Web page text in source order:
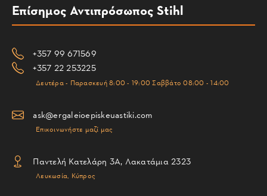
Επίσημος Αντιπρόσωπος Stihl
+357 99 671569
+357 22 253225
Δευτέρα - Παρασκευή 8:00 - 19:00 Σαββάτο 08:00 - 14:00
ask@ergaleioepiskeuastiki.com
Επικοινωνήστε μαζί μας
Παντελή Κατελάρη 3Α, Λακατάμια 2323
Λευκωσία, Κύπρος